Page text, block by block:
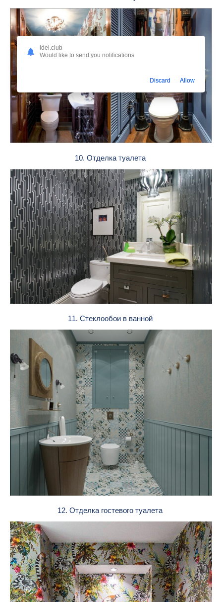
10. Отделка туалета
11. Стеклообои в ванной
12. Отделка гостевого туалета
idei.club
Would like to send you notifications
Discard Allow